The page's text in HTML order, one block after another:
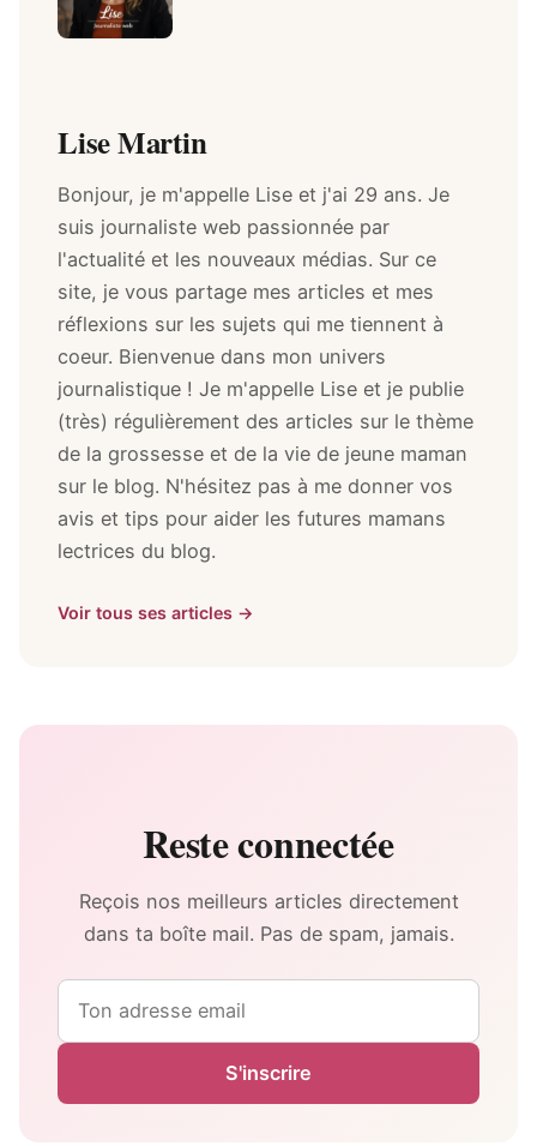
Lise Martin
Bonjour, je m'appelle Lise et j'ai 29 ans. Je
suis journaliste web passionnée par
l'actualité et les nouveaux médias. Sur ce
site, je vous partage mes articles et mes
réflexions sur les sujets qui me tiennent à
coeur. Bienvenue dans mon univers
journalistique ! Je m'appelle Lise et je publie
(très) régulièrement des articles sur le thème
de la grossesse et de la vie de jeune maman
sur le blog. N'hésitez pas à me donner vos
avis et tips pour aider les futures mamans
lectrices du blog.
Voir tous ses articles →
Reste connectée
Reçois nos meilleurs articles directement
dans ta boîte mail. Pas de spam, jamais.
S'inscrire